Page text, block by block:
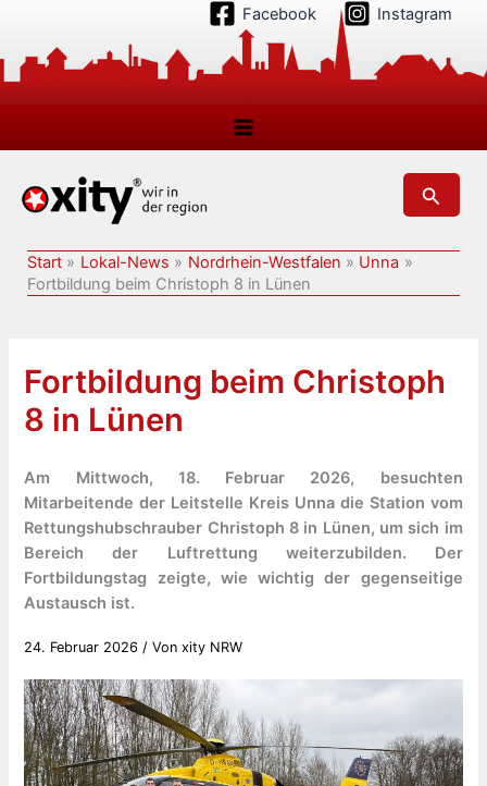
springen
Facebook Instagram
Suchen
Start Lokal-News Nordrhein-Westfalen
Unna
Fortbildung beim Christoph 8 in Lünen
Fortbildung beim Christoph
8 in Lünen
Am Mittwoch, 18. Februar 2026, besuchten
Mitarbeitende der Leitstelle Kreis Unna die Station vom
Rettungshubschrauber Christoph 8 in Lünen, um sich im
Bereich der Luftrettung weiterzubilden. Der
Fortbildungstag zeigte, wie wichtig der gegenseitige
Austausch ist.
24. Februar 2026 / Vonxity NRW